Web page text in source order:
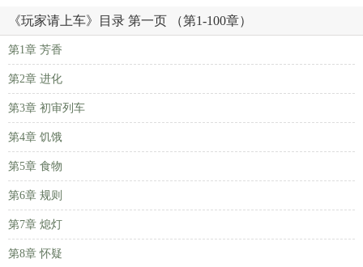
《玩家请上车》目录 第一页 （第1-100章）
第1章 芳香
第2章 进化
第3章 初审列车
第4章 饥饿
第5章 食物
第6章 规则
第7章 熄灯
第8章 怀疑